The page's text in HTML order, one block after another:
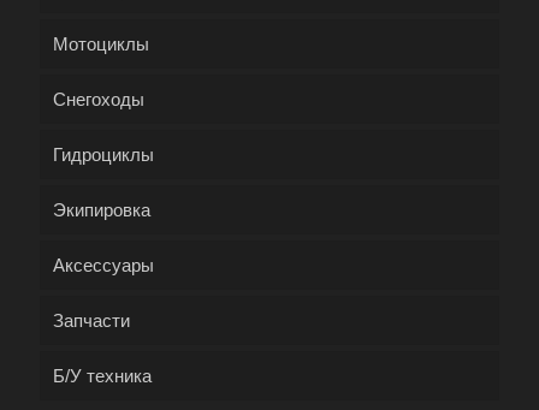
Мотоциклы
Снегоходы
Гидроциклы
Экипировка
Аксессуары
Запчасти
Б/У техника